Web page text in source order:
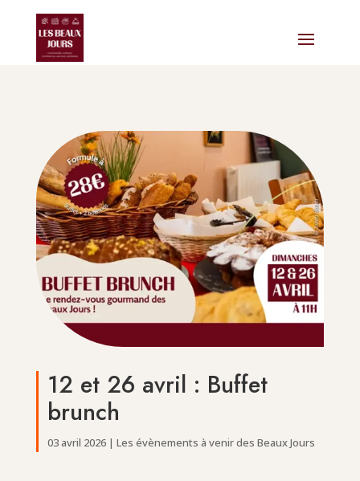
12 et 26 avril : Buffet
brunch
03 avril 2026| Les évènements à venir des Beaux Jours